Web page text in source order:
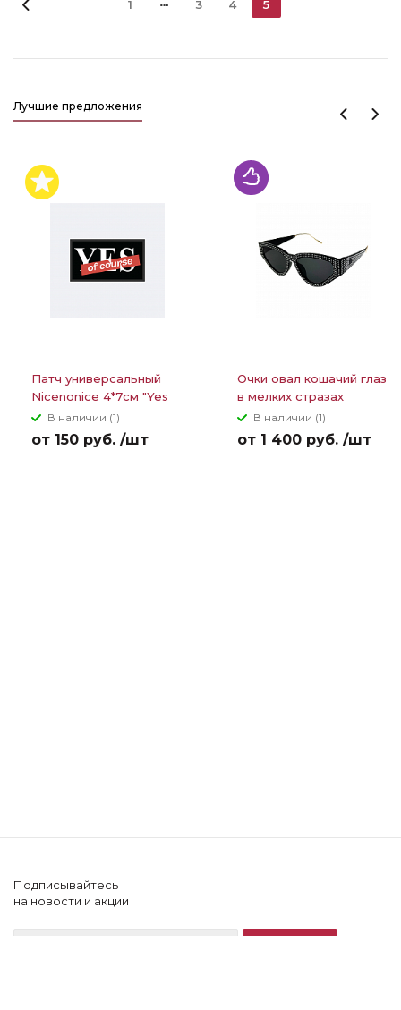
1 3 4 5
Лучшие предложения
Патч универсальный
Nicenonice 4*7см "Yes
of course"
В наличии (1)
от 150 руб. /шт
Очки овал кошачий глаз
в мелких стразах
В наличии (1)
от 1 400 руб. /шт
Подписывайтесь
на новости и акции